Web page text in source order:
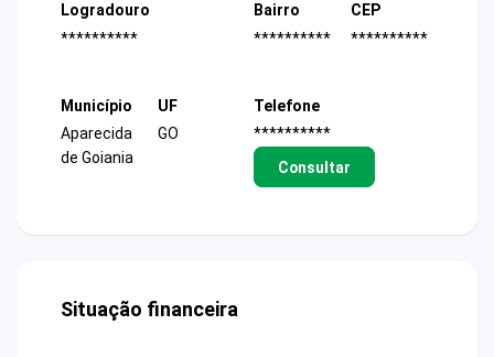
Logradouro
**********
Bairro
**********
CEP
**********
Município
Aparecida
de Goiania
UF
GO
Telefone
**********
Consultar
Situação financeira